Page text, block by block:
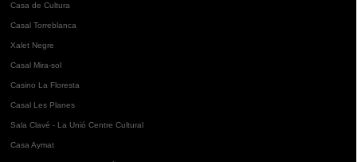
Casa de Cultura
Casal Torreblanca
Xalet Negre
Casal Mira-sol
Casino La Floresta
Casal Les Planes
Sala Clavé - La Unió Centre Cultural
Casa Aymat